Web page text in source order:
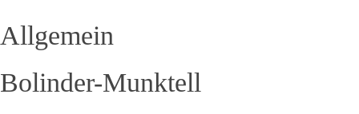
Allgemein
Bolinder-Munktell